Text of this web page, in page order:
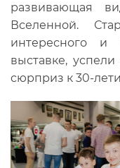
развивающая
Вселенной.
интересного и
выставке,
сюрприз к 30-